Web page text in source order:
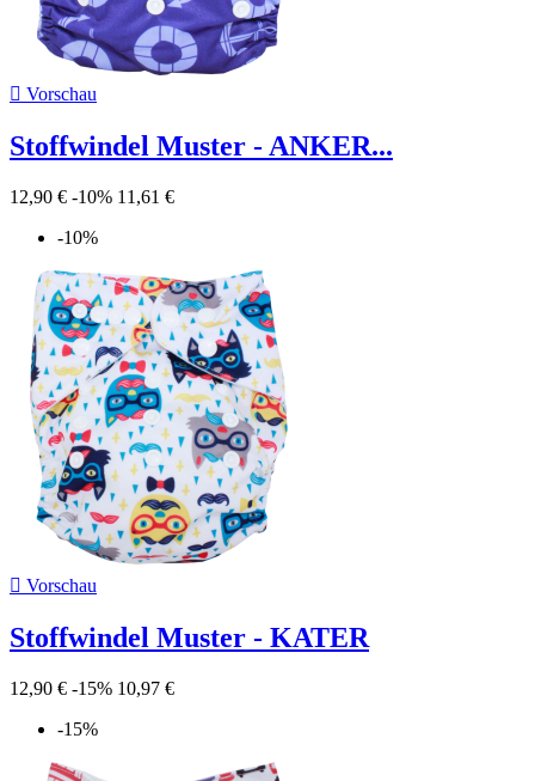
 Vorschau
Stoffwindel Muster - ANKER...
12,90 € -10% 11,61 €
-10%
 Vorschau
Stoffwindel Muster - KATER
12,90 € -15% 10,97 €
-15%